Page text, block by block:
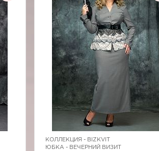
КОЛЛЕКЦИЯ - BIZKVIT
ЮБКА - ВЕЧЕРНИЙ ВИЗИТ